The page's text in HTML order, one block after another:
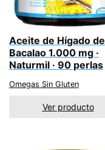
Aceite de Hígado de
Bacalao 1.000 mg ·
Naturmil · 90 perlas
Omegas Sin Gluten
Ver producto